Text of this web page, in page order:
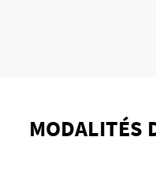
MODALITÉS